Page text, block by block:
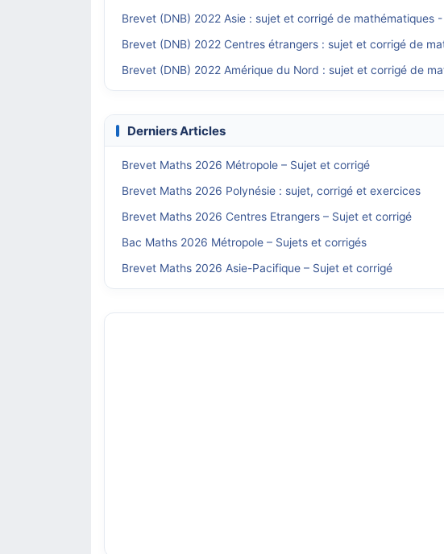
Brevet (DNB) 2022 Asie : sujet et corrigé de mathématiques
Brevet (DNB) 2022 Centres étrangers : sujet et corrigé de
Brevet (DNB) 2022 Amérique du Nord : sujet et corrigé de
Derniers Articles
Brevet Maths 2026 Métropole – Sujet et corrigé
Brevet Maths 2026 Polynésie : sujet, corrigé et exercices
Brevet Maths 2026 Centres Etrangers – Sujet et corrigé
Bac Maths 2026 Métropole – Sujets et corrigés
Brevet Maths 2026 Asie-Pacifique – Sujet et corrigé